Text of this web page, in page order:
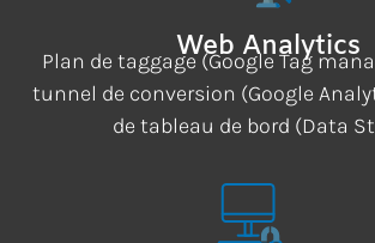
Web Analytics
Plan de taggage (Google Tag
tunnel de conversion (Google
de tableau de bord (Data